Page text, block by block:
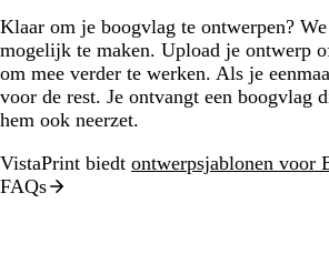
Klaar om je boogvlag te ontwerpen?
mogelijk te maken. Upload je ontwerp
om mee verder te werken. Als je
voor de rest. Je ontvangt een boogvlag
hem ook neerzet.
VistaPrint biedt ontwerpsjablonen voor
FAQs